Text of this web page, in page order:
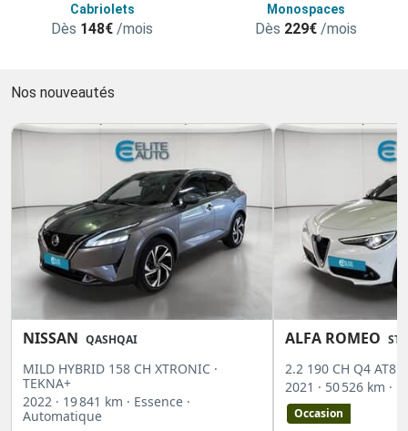
Cabriolets
Dès 148€ /mois
Monospaces
Dès 229€ /mois
Nos nouveautés
NISSAN QASHQAI
MILD HYBRID 158 CH XTRONIC ·
TEKNA+
2022 · 19 841 km · Essence ·
Automatique
ALFA ROMEO
2.2 190 CH Q4 AT8 ·
2021 · 50 526 km ·
Occasion